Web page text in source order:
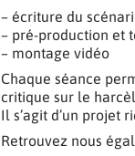
– écriture du
– pré-production et
– montage vidéo
Chaque séance
critique sur le
Il s’agit d’un projet
Retrouvez nous